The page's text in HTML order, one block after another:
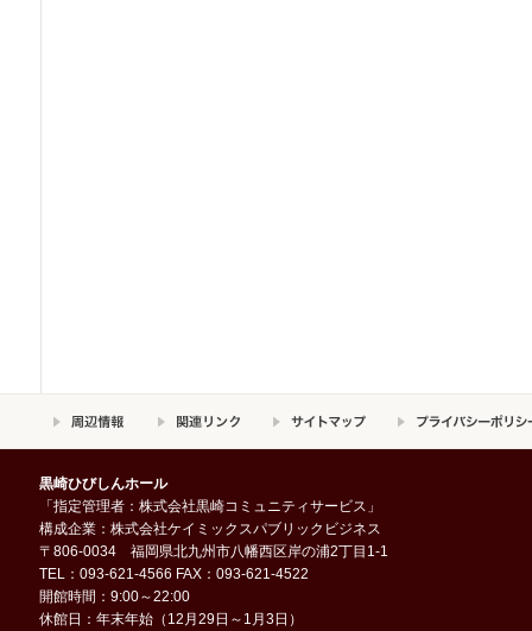
黒崎ひびしんホール
「指定管理者：株式会社黒崎コミュニティサービス」
構成企業：株式会社ケイミックスパブリックビジネス
〒806-0034 福岡県北九州市八幡西区岸の浦2丁目1-1
TEL：093-621-4566 FAX：093-621-4522
開館時間：9:00～22:00
休館日：年末年始（12月29日～1月3日）